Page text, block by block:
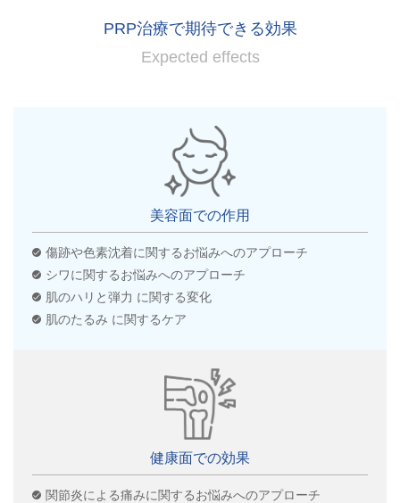
PRP治療で期待できる効果
Expected effects
美容面での作用
傷跡や色素沈着に関するお悩みへのアプローチ
シワに関するお悩みへのアプローチ
肌のハリと弾力 に関する変化
肌のたるみ に関するケア
健康面での効果
関節炎による痛みに関するお悩みへのアプローチ